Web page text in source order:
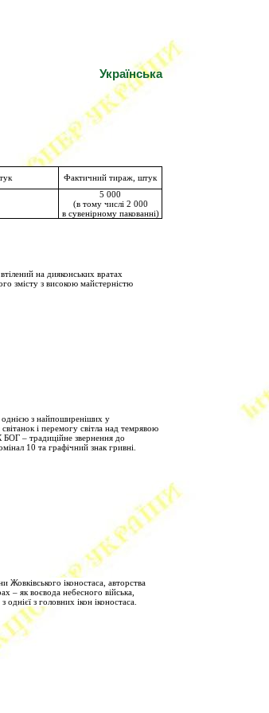
Українська
Фактичний тираж, штук
5 000
(в тому числі 2 000
в сувенірному пакованні)
на дияконських вратах
змісту з високою майстерністю
однією з найпоширеніших у
і перемогу світла над темрявою
– традиційне звернення до
10 та графічний знак гривні.
іконостаса, авторства
– як воєвода небесного війська,
з головних ікон іконостаса.